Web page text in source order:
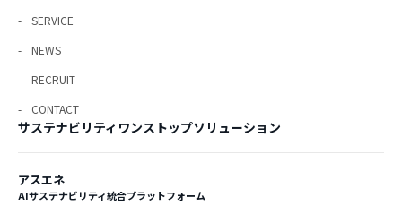
SERVICE
NEWS
RECRUIT
CONTACT
サステナビリティワンストップソリューション
アスエネ
AIサステナビリティ統合プラットフォーム